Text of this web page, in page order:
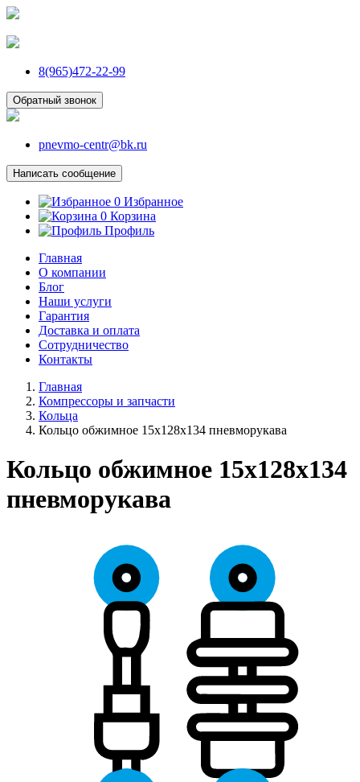
8(965)472-22-99
Обратный звонок
pnevmo-centr@bk.ru
Написать сообщение
0 Избранное
0 Корзина
Профиль
Главная
О компании
Блог
Наши услуги
Гарантия
Доставка и оплата
Сотрудничество
Контакты
Главная
Компрессоры и запчасти
Кольца
Кольцо обжимное 15х128х134 пневморукава
Кольцо обжимное 15х128х134
пневморукава